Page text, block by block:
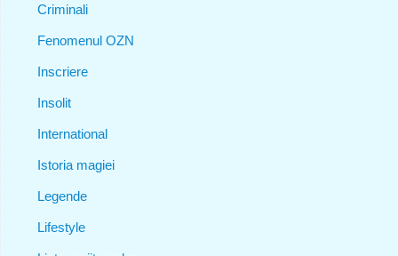
Criminali
Fenomenul OZN
Inscriere
Insolit
International
Istoria magiei
Legende
Lifestyle